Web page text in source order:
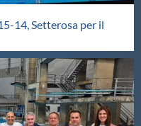
14, Setterosa per il